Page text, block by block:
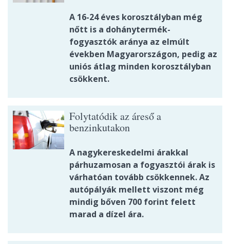
A 16-24 éves korosztályban még
nőtt is a dohánytermék-
fogyasztók aránya az elmúlt
években Magyarországon, pedig az
uniós átlag minden korosztályban
csökkent.
Folytatódik az áreső a
benzinkutakon
A nagykereskedelmi árakkal
párhuzamosan a fogyasztói árak is
várhatóan tovább csökkennek. Az
autópályák mellett viszont még
mindig bőven 700 forint felett
marad a dízel ára.